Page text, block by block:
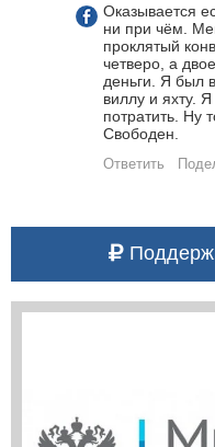
Оказывается
ни при чём.
проклятый
четверо, а
деньги. Я был
виллу и яхту.
потратить. Ну
Свободен.
Ответить